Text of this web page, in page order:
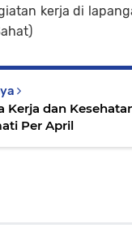
kerja di
Kerja dan
Per April